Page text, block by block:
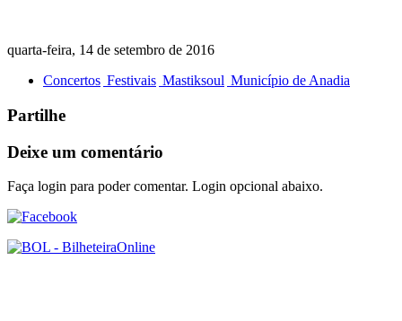
quarta-feira, 14 de setembro de 2016
Concertos Festivais Mastiksoul Município de Anadia
Partilhe
Deixe um comentário
Faça login para poder comentar. Login opcional abaixo.